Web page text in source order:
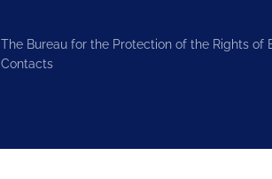
The Bureau for the Protection of the Rights of
Contacts